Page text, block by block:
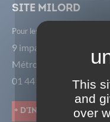
Site Milord
Pour les 8ème, 17ème et
9 impasse Milord -
Métro Porte de St Ouen
01 44 85 01 18
+ d'infos
This
and
over